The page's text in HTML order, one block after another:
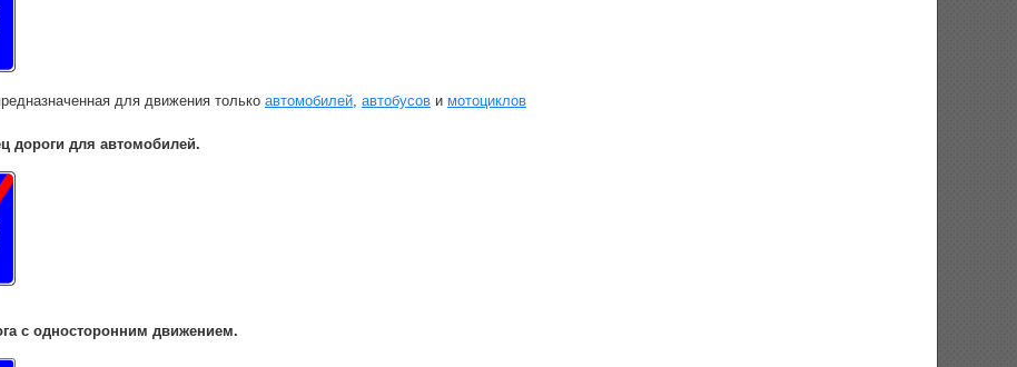
для движения только автомобилей, автобусов и мотоциклов
дороги для автомобилей.
с односторонним движением.